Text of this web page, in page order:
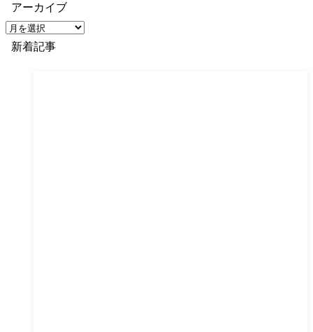
アーカイブ
ア
ー
新着記事